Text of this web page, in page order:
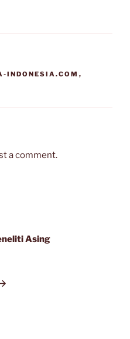
INDONESIA.COM ,
a comment.
Asing